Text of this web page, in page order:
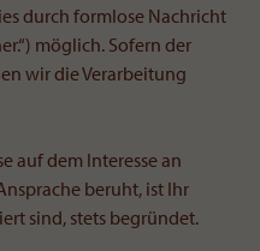
durch formlose Nachricht
möglich. Sofern der
wir die Verarbeitung
auf dem Interesse an
beruht, ist Ihr
sind, stets begründet.